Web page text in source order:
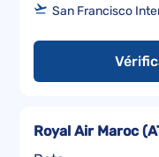
San Francisco
Royal Air Maroc (